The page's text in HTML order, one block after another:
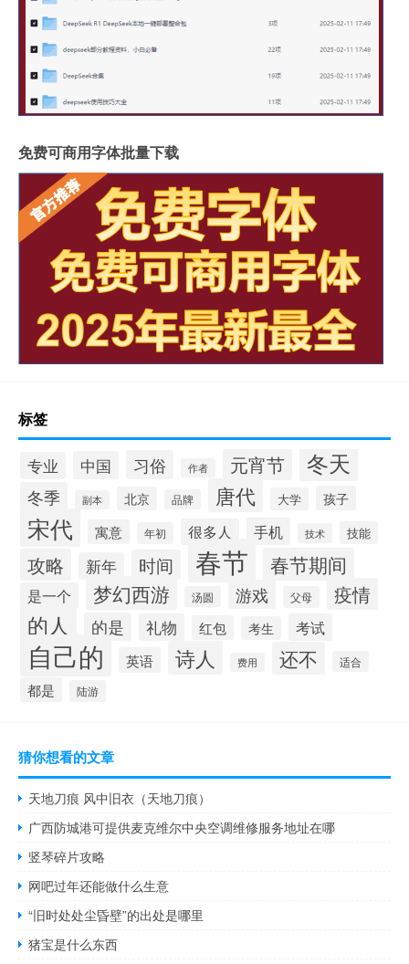
免费可商用字体批量下载
标签
专业 中国 习俗 作者 元宵节 冬天
冬季 副本 北京 品牌 唐代 大学 孩子
宋代 寓意 年初 很多人 手机 技术 技能
攻略 新年 时间 春节 春节期间
是一个 梦幻西游 汤圆 游戏 父母 疫情
的人 的是 礼物 红包 考生 考试
自己的 英语 诗人 费用 还不 适合
都是 陆游
猜你想看的文章
天地刀痕 风中旧衣（天地刀痕）
广西防城港可提供麦克维尔中央空调维修服务地址在哪
竖琴碎片攻略
网吧过年还能做什么生意
“旧时处处尘昏壁”的出处是哪里
猪宝是什么东西